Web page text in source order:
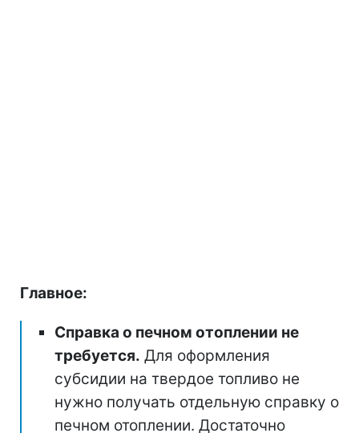
Главное:
Справка о печном отоплении не
требуется. Для оформления
субсидии на твердое топливо не
нужно получать отдельную справку о
печном отоплении. Достаточно